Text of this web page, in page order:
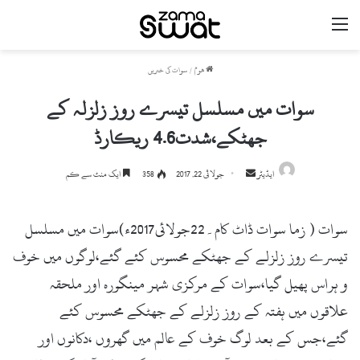
ھوم / سوات کی خبریں
سوات میں مسلسل تیسرے روز زلزلہ کے
جھٹکے،شدت4.6 ریکارڈ
ایڈیٹر
d
a
e
m
a
i
جولائی 22, 2017 358 ایک منٹ سے کم
سوات ( زما سوات ڈاٹ کام۔22جولائی2017ء)سوات میں مسلسل
تیسرے روز زلزلے کے جھٹکے محسوس کئے گئے،لوگوں میں خوف
و ہراس پھیل گیا،سوات کے مرکزی شہر مینگورہ اور ملحقہ
علاقوں میں ہفتہ کے روز زلزلے کے جھٹکے محسوس کئے
گئے،جس کے بعد لوگ خوف کے عالم میں گھروں ،دکانوں اور